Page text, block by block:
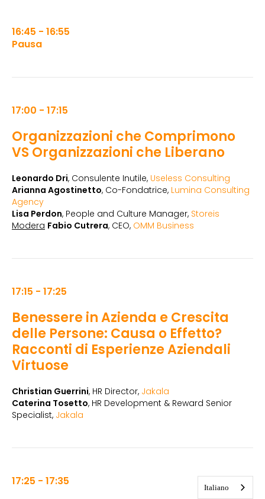
16:45 - 16:55
Pausa
17:00 - 17:15
Organizzazioni che Comprimono
VS Organizzazioni che Liberano
Leonardo Dri, Consulente Inutile, Useless Consulting
Arianna Agostinetto, Co-Fondatrice, Lumina Consulting
Agency
Lisa Perdon, People and Culture Manager, Storeis
Modera Fabio Cutrera, CEO, OMM Business
17:15 - 17:25
Benessere in Azienda e Crescita
delle Persone: Causa o Effetto?
Racconti di Esperienze Aziendali
Virtuose
Christian Guerrini, HR Director, Jakala
Caterina Tosetto, HR Development & Reward Senior
Specialist, Jakala
17:25 - 17:35 Italiano